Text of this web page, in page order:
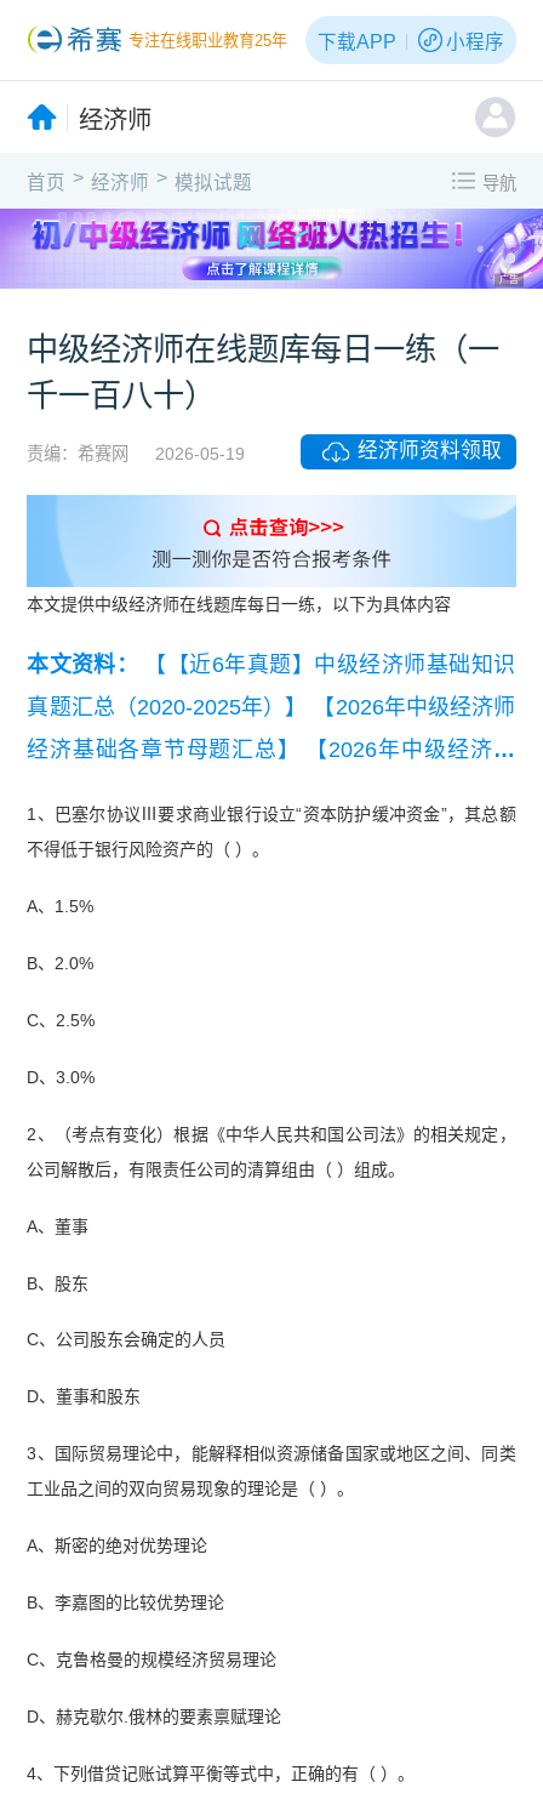
专注在线职业教育25年 下载APP 小程序
经济师
首页 > 经济师 > 模拟试题 导航
广告
中级经济师在线题库每日一练（一
千一百八十）
责编：希赛网 2026-05-19 经济师资料领取
本文提供中级经济师在线题库每日一练，以下为具体内容
本文资料：
【【近6年真题】中级经济师基础知识
真题汇总（2020-2025年）】
【2026年中级经济师
经济基础各章节母题汇总】
【2026年中级经济师
工商管理真题及答案（11月2日下午）】
师经济基础真题（11月2日下午）】
1、巴塞尔协议Ⅲ要求商业银行设立“资本防护缓冲资金”，其总额
不得低于银行风险资产的（ ）。
A、1.5%
B、2.0%
C、2.5%
D、3.0%
2、（考点有变化）根据《中华人民共和国公司法》的相关规定，
公司解散后，有限责任公司的清算组由（ ）组成。
A、董事
B、股东
C、公司股东会确定的人员
D、董事和股东
3、国际贸易理论中，能解释相似资源储备国家或地区之间、同类
工业品之间的双向贸易现象的理论是（ ）。
A、斯密的绝对优势理论
B、李嘉图的比较优势理论
C、克鲁格曼的规模经济贸易理论
D、赫克歇尔.俄林的要素禀赋理论
4、下列借贷记账试算平衡等式中，正确的有（ ）。